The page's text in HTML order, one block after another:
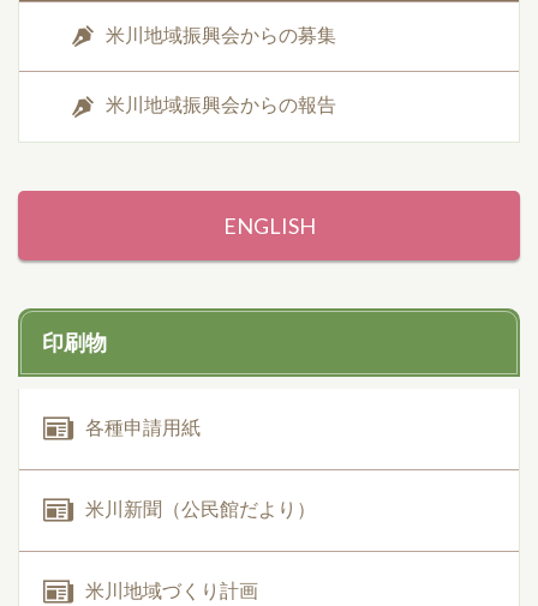
米川地域振興会からの募集
米川地域振興会からの報告
ENGLISH
印刷物
各種申請用紙
米川新聞（公民館だより）
米川地域づくり計画